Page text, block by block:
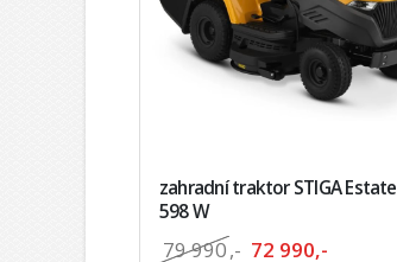
zahradní traktor STIGA Estate
598 W
79 990,- 72 990,-